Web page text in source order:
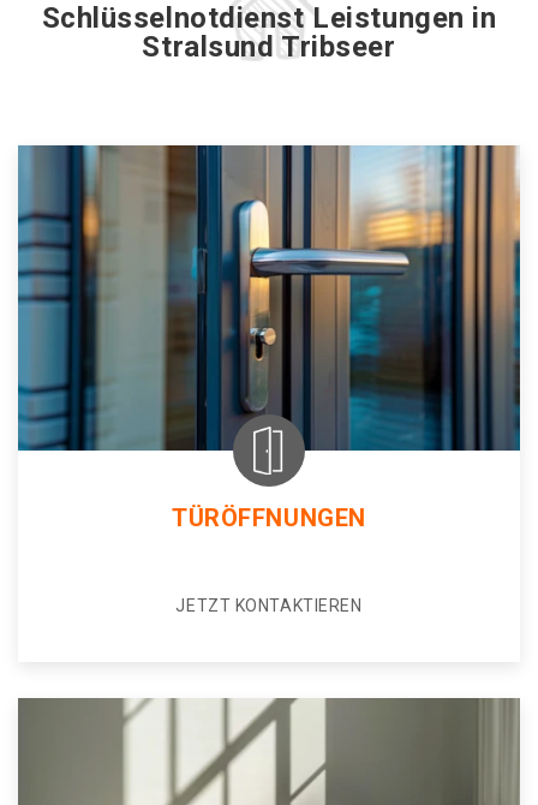
Schlüsselnotdienst Leistungen in
Stralsund Tribseer
TÜRÖFFNUNGEN
JETZT KONTAKTIEREN